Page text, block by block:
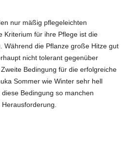
nur mäßig pflegeleichten
Kriterium für ihre Pflege ist die
Während die Pflanze große Hitze gut
nicht tolerant gegenüber
Bedingung für die erfolgreiche
Sommer wie Winter sehr hell
Bedingung so manchen